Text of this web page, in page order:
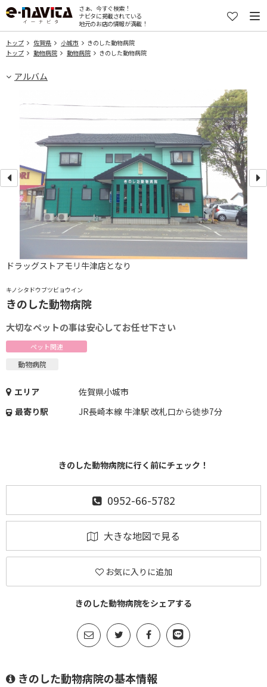
さぁ、今すぐ検索！
ナビタに掲載されている
地元のお店の情報が満載！
トップ 佐賀県 小城市
きのした動物病院
トップ
動物病院 動物病院 きのした動物病院
アルバム
キノシタドウブツビョウイン
きのした動物病院
大切なペットの事は安心してお任せ下さい
ペット関連
動物病院
エリア
佐賀県小城市
最寄り駅
JR長崎本線 牛津駅 改札口から徒歩7分
きのした動物病院に行く前にチェック！
0952-66-5782
大きな地図で見る
お気に入りに追加
きのした動物病院をシェアする
ドラッグストアモリ牛津店となり
きのした動物病院の基本情報